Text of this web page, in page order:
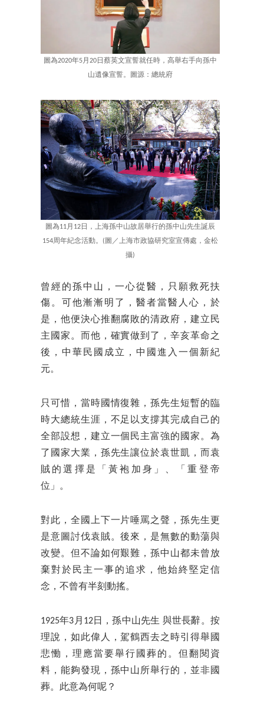
圖為2020年5月20日蔡英文宣誓就任時，高舉右手向孫中
山遺像宣誓。圖源：總統府
圖為11月12日，上海孫中山故居舉行的孫中山先生誕辰
154周年紀念活動。(圖／上海市政協研究室宣傳處，金松
攝)
曾經的孫中山，一心從醫，只願救死扶
傷。可他漸漸明了，醫者當醫人心，於
是，他便決心推翻腐敗的清政府，建立民
主國家。而他，確實做到了，辛亥革命之
後，中華民國成立，中國進入一個新紀
元。
只可惜，當時國情復雜，孫先生短暫的臨
時大總統生涯，不足以支撐其完成自己的
全部設想，建立一個民主富強的國家。為
了國家大業，孫先生讓位於袁世凱，而袁
賊的選擇是「黃袍加身」、「重登帝
位」。
對此，全國上下一片唾罵之聲，孫先生更
是意圖討伐袁賊。後來，是無數的動蕩與
改變。但不論如何艱難，孫中山都未曾放
棄對於民主一事的追求，他始終堅定信
念，不曾有半刻動搖。
1925年3月12日，孫中山先生 與世長辭。按
理說，如此偉人，駕鶴西去之時引得舉國
悲慟，理應當要舉行國葬的。但翻閱資
料，能夠發現，孫中山所舉行的，並非國
葬。此意為何呢？